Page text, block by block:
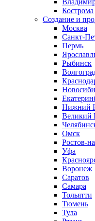
Кострома
Создание и
Москва
Санкт-
Пермь
Рыбинск
Нижний
Великий
Омск
Ростов-
Уфа
Воронеж
Саратов
Самара
Тольятти
Тюмень
Тула